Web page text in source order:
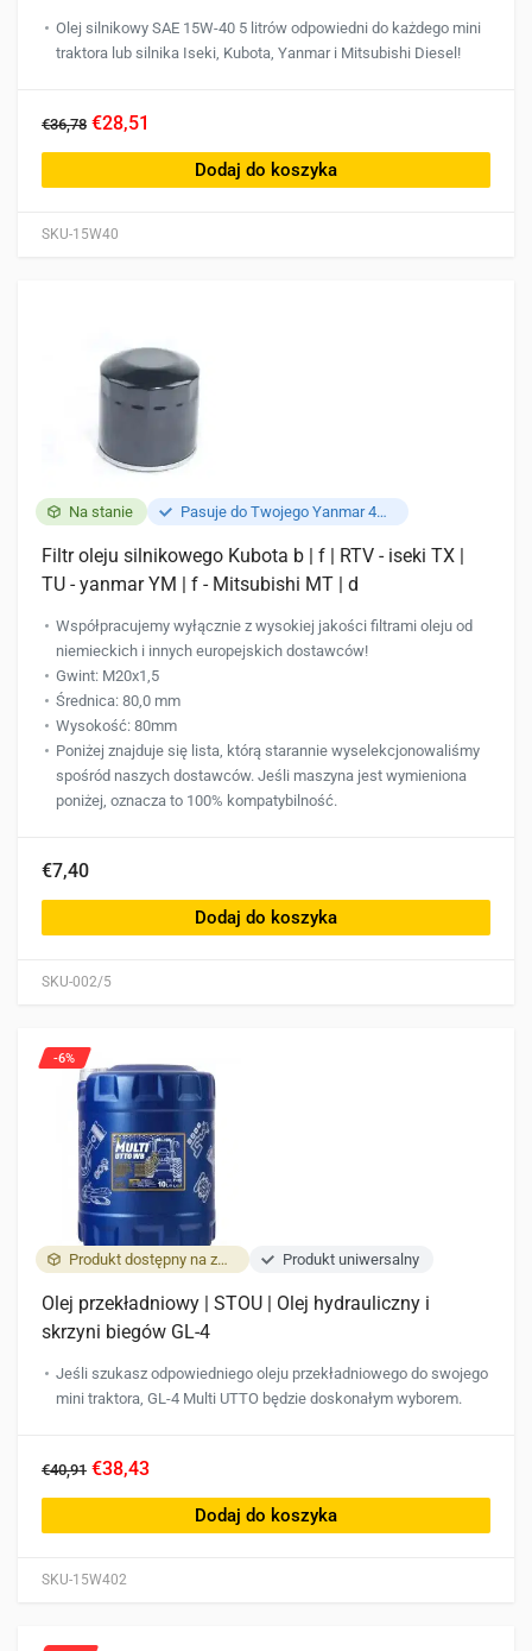
SKU-15W40
Olej silnikowy SAE 15W-40 5 litrów odpowiedni do każdego mini
traktora lub silnika Iseki, Kubota, Yanmar i Mitsubishi Diesel!
€36,78 €28,51
Dodaj do koszyka
Na stanie Pasuje do Twojego Yanmar 4TNE84
SKU-002/5
Filtr oleju silnikowego Kubota b | f | RTV - iseki TX |
TU - yanmar YM | f - Mitsubishi MT | d
Współpracujemy wyłącznie z wysokiej jakości filtrami oleju od
niemieckich i innych europejskich dostawców!
Gwint: M20x1,5
Średnica: 80,0 mm
Wysokość: 80mm
Poniżej znajduje się lista, którą starannie wyselekcjonowaliśmy
spośród naszych dostawców. Jeśli maszyna jest wymieniona
poniżej, oznacza to 100% kompatybilność.
€7,40
Dodaj do koszyka
Produkt dostępny na zamówienie Produkt uniwersalny
SKU-15W402
-6%
Olej przekładniowy | STOU | Olej hydrauliczny i
skrzyni biegów GL-4
Jeśli szukasz odpowiedniego oleju przekładniowego do swojego
mini traktora, GL-4 Multi UTTO będzie doskonałym wyborem.
€40,91 €38,43
Dodaj do koszyka